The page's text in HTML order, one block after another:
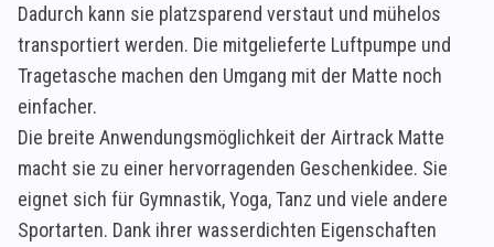
Dadurch kann sie platzsparend verstaut und mühelos
transportiert werden. Die mitgelieferte Luftpumpe und
Tragetasche machen den Umgang mit der Matte noch
einfacher.
Die breite Anwendungsmöglichkeit der Airtrack Matte
macht sie zu einer hervorragenden Geschenkidee. Sie
eignet sich für Gymnastik, Yoga, Tanz und viele andere
Sportarten. Dank ihrer wasserdichten Eigenschaften